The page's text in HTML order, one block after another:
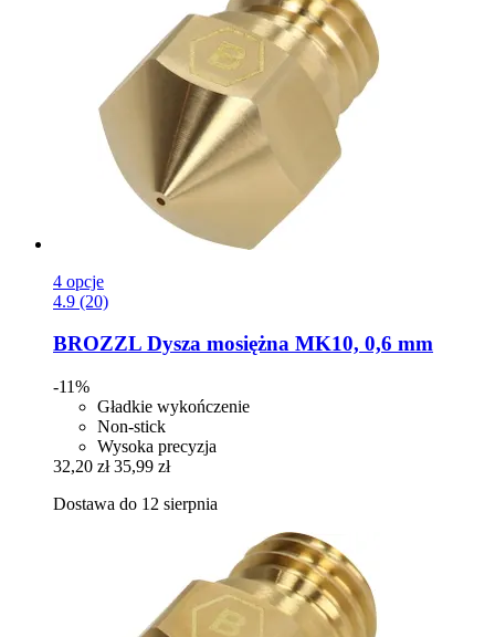
4 opcje
4.9 (20)
BROZZL Dysza mosiężna MK10, 0,6 mm
-11%
Gładkie wykończenie
Non-stick
Wysoka precyzja
32,20 zł 35,99 zł
Dostawa do 12 sierpnia